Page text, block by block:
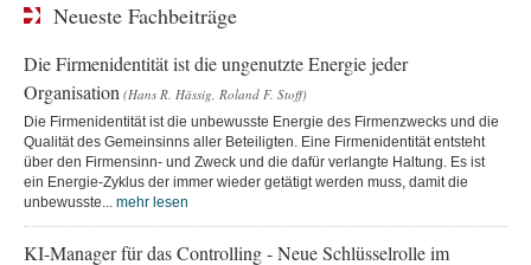
Neueste Fachbeiträge
Die Firmenidentität ist die ungenutzte Energie jeder
Organisation (Hans R. Hässig, Roland F. Stoff)
Die Firmenidentität ist die unbewusste Energie des Firmenzwecks und die
Qualität des Gemeinsinns aller Beteiligten. Eine Firmenidentität entsteht
über den Firmensinn- und Zweck und die dafür verlangte Haltung. Es ist
ein Energie-Zyklus der immer wieder getätigt werden muss, damit die
unbewusste... mehr lesen
KI-Manager für das Controlling - Neue Schlüsselrolle im